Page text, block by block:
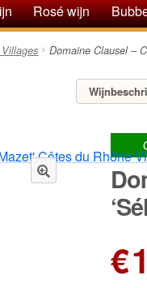
Rosé wijn
Domaine Clausel –
€